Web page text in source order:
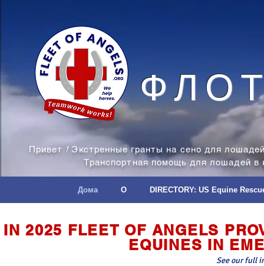
Привет !Экстренные гранты на сено для
Транспортная помощь для лошадей в
Дома О DIRECTORY: US Equine
IN 2025 FLEET OF ANGELS
EQUINES IN
See our full